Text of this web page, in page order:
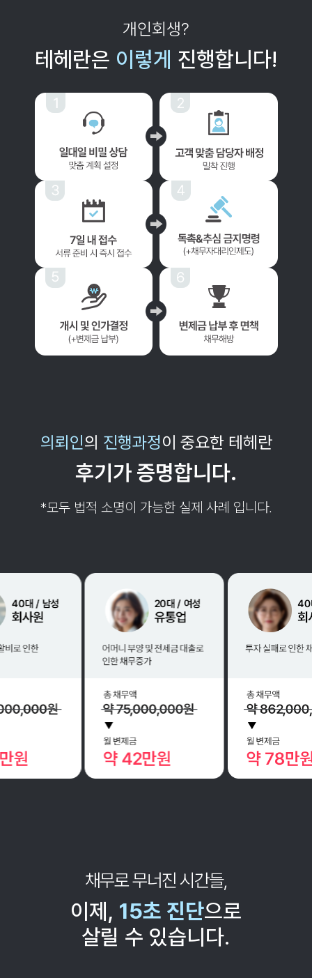
개인회생?
테헤란은 이렇게 진행합니다!
의뢰인의 진행과정이 중요한 테헤란
후기가 증명합니다.
*모두 법적 소명이 가능한 실제 사례 입니다.
채무로 무너진 시간들,
이제, 15초 진단으로
살릴 수 있습니다.